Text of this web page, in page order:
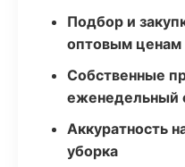
Подбор и
оптовым ценам
Собственные
еженедельный
Аккуратность
уборка